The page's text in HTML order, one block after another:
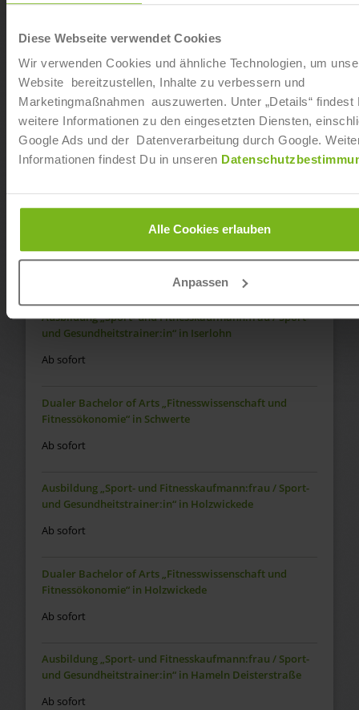
Diese Webseite verwendet Cookies
Wir verwenden Cookies und ähnliche Technologien, um
Website bereitzustellen, Inhalte zu verbessern und
Marketingmaßnahmen auszuwerten. Unter „Details“ findest
weitere Informationen zu den eingesetzten Diensten,
Google Ads und der Datenverarbeitung durch Google.
Informationen findest Du in unseren
Alle Cookies erlauben
Anpassen
Dualer Bachelor of Arts „Fitnesswissenschaft und
Fitnessökonomie“ in Hamburg Barmbek
Ab sofort
Ausbildung „Sport- und Fitnesskaufmann:frau / Sport-
und Gesundheitstrainer:in“ in Schwerte
Dualer Bachelor of Arts „Fitnesswissenschaft und
Fitnessökonomie“ in Iserlohn
Ausbildung „Sport- und Fitnesskaufmann:frau / Sport-
und Gesundheitstrainer:in“ in Iserlohn
Ab sofort
Dualer Bachelor of Arts „Fitnesswissenschaft und
Fitnessökonomie“ in Schwerte
Ab sofort
Ausbildung „Sport- und Fitnesskaufmann:frau / Sport-
und Gesundheitstrainer:in“ in Holzwickede
Ab sofort
Dualer Bachelor of Arts „Fitnesswissenschaft und
Fitnessökonomie“ in Holzwickede
Ab sofort
Ausbildung „Sport- und Fitnesskaufmann:frau / Sport-
und Gesundheitstrainer:in“ in Hameln Deisterstraße
Ab sofort